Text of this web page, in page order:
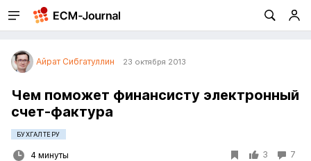
Айрат Сибгатуллин 23 октября 2013
Чем поможет финансисту электронный
счет-фактура
БУХГАЛТЕРУ
4 минуты 3 7